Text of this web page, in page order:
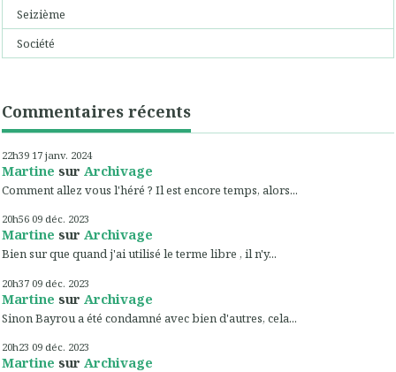
Seizième
Société
Commentaires récents
22h39 17 janv. 2024
Martine sur Archivage
Comment allez vous l'héré ? Il est encore temps, alors...
20h56 09 déc. 2023
Martine sur Archivage
Bien sur que quand j'ai utilisé le terme libre , il n'y...
20h37 09 déc. 2023
Martine sur Archivage
Sinon Bayrou a été condamné avec bien d'autres, cela...
20h23 09 déc. 2023
Martine sur Archivage